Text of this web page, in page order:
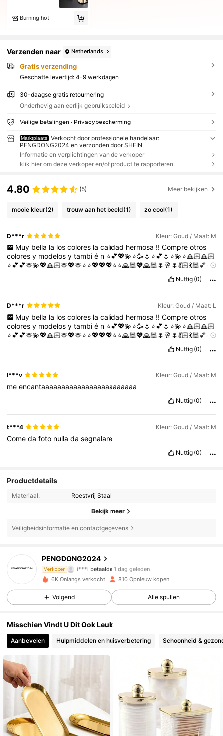
Burning hot
Verzenden naar Netherlands
Gratis verzending
Geschatte levertijd: 4-9 werkdagen
30-daagse gratis retournering
Onderhevig aan eerlijk gebruiksbeleid
Veilige betalingen · Privacybescherming
Marktplaats
Verkocht door professionele handelaar:
PENGDONG2024 en verzonden door SHEIN
Informatie en verplichtingen van de verkoper
klik hier om deze verkoper en/of product te rapporteren.
4.80 (5) Meer bekijken
mooie kleur(2) trouw aan het beeld(1) zo cool(1)
D***r Kleur: Goud / Maat: M
Muy bella la los colores la calidad hermosa !! Compre otros
coloresy modelosytambié n ⭐️💕💖💫⭐️🥳🌷⭐️💕🌷⭐️💫⭐️🙏🏻🙏🏻
⭐️💕💕🫶💫💖🙏🏻🫶💖🫶⭐️⭐️💖💖💖⭐️⭐️🙏🏻💖🙏🏻🌷🥂🌷💃🏻💃🏻💕💕
Nuttig (0)
D***r Kleur: Goud / Maat: L
Muy bella la los colores la calidad hermosa !! Compre otros
coloresy modelosytambié n ⭐️💕💖💫⭐️🥳🌷⭐️💕🌷⭐️💫⭐️🙏🏻🙏🏻
⭐️💕💕🫶💫💖🙏🏻🫶💖🫶⭐️⭐️💖💖💖⭐️⭐️🙏🏻💖🙏🏻🌷🥂🌷💃🏻💃🏻💕💕
Nuttig (0)
l***v Kleur: Goud / Maat: M
meencantaaaaaaaaaaaaaaaaaaaaaaaa
Nuttig (0)
t***4 Kleur: Goud / Maat: M
Comedafoto nulladasegnalare
Nuttig (0)
Productdetails
Materiaal: Roestvrij Staal
Bekijk meer
Veiligheidsinformatie en contactgegevens
PENGDONG2024
Verkoper
4.84
528 Volgers
i***i betaalde 1 dag geleden
gevolgd
4.84
528 Volgers
528 Volgers
528 Volgers
4.84 528 Volgers
6K Onlangs verkocht 810 Opnieuw kopen
Volgend Alle spullen
Misschien Vindt U Dit Ook Leuk
Aanbevelen Hulpmiddelen en huisverbetering Schoonheid &